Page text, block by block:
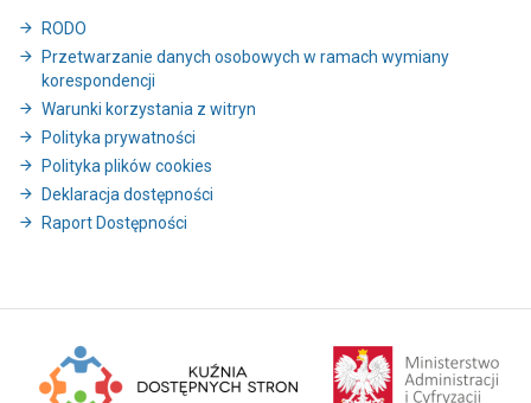
RODO
Przetwarzanie danych osobowych w ramach wymiany
korespondencji
Warunki korzystania z witryn
Polityka prywatności
Polityka plików cookies
Deklaracja dostępności
Raport Dostępności